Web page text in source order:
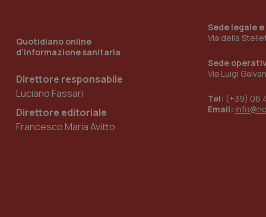
Quotidiano online
d'informazione sanitaria
Direttore responsabile
Luciano Fassari
Direttore editoriale
Francesco Maria Avitto
Sede legale
Via della
Sede
Via Luigi
Tel: (+39) 06
Email:
tracking-sites-
named-enable